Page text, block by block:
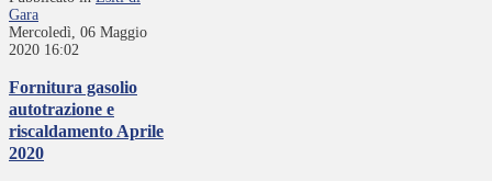
Gara
Mercoledì, 06 Maggio
2020 16:02
Fornitura gasolio
autotrazione e
riscaldamento Aprile
2020